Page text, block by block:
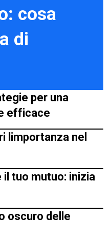
cosa
di
per una
efficace
limportanza nel
tuo mutuo: inizia
oscuro delle